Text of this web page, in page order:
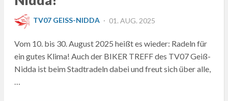
TV07 GEISS-NIDDA
POSTED
01. AUG. 2025
Vom 10. bis 30. August 2025 heißt es wieder: Radeln für
ein gutes Klima! Auch der BIKER TREFF des TV07 Geiß-
Nidda ist beim Stadtradeln dabei und freut sich über alle,